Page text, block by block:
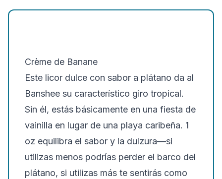
Crème de Banane
Este licor dulce con sabor a plátano da al
Banshee su característico giro tropical.
Sin él, estás básicamente en una fiesta de
vainilla en lugar de una playa caribeña. 1
oz equilibra el sabor y la dulzura—si
utilizas menos podrías perder el barco del
plátano, si utilizas más te sentirás como